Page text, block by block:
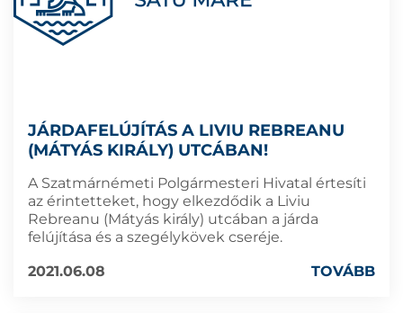
JÁRDAFELÚJÍTÁS A LIVIU REBREANU
(MÁTYÁS KIRÁLY) UTCÁBAN!
A Szatmárnémeti Polgármesteri Hivatal értesíti
az érintetteket, hogy elkezdődik a Liviu
Rebreanu (Mátyás király) utcában a járda
felújítása és a szegélykövek cseréje.
2021.06.08
TOVÁBB